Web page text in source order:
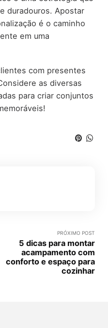
duradouros. Apostar
é o caminho
em uma
com presentes
as diversas
para criar conjuntos
PRÓXIMO POST
5 dicas para montar
acampamento com
conforto e espaço para
cozinhar